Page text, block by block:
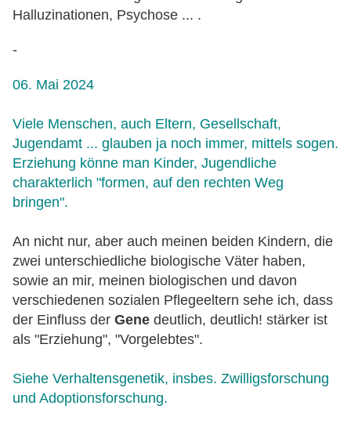
Halluzinationen, Psychose ... .
-
06. Mai 2024
Viele Menschen, auch Eltern, Gesellschaft,
Jugendamt ... glauben ja noch immer, mittels sogen.
Erziehung könne man Kinder, Jugendliche
charakterlich "formen, auf den rechten Weg
bringen".
An nicht nur, aber auch meinen beiden Kindern, die
zwei unterschiedliche biologische Väter haben,
sowie an mir, meinen biologischen und davon
verschiedenen sozialen Pflegeeltern sehe ich, dass
der Einfluss der Gene deutlich, deutlich! stärker ist
als "Erziehung", "Vorgelebtes".
Siehe Verhaltensgenetik, insbes. Zwilligsforschung
und Adoptionsforschung.